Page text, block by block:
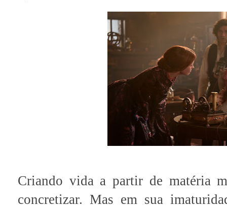
Criando vida a partir de matéria
concretizar. Mas em sua